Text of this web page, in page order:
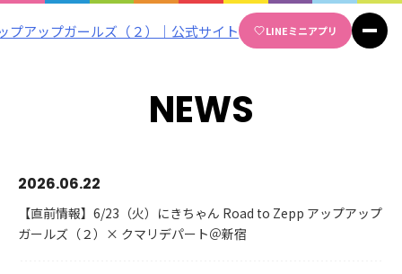
to
LINEミニアプリ
NEWS
2026.06.22
【直前情報】6/23（火）にきちゃん Road to Zepp アップアップ
ガールズ（２）× クマリデパート＠新宿